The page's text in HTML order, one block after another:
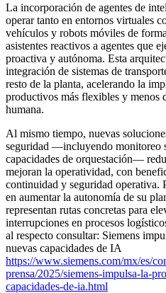
La incorporación de agentes de
operar tanto en entornos virtuales
vehículos y robots móviles de
asistentes reactivos a agentes que
proactiva y autónoma. Esta
integración de sistemas de
resto de la planta, acelerando la
productivos más flexibles y menos
humana.
Al mismo tiempo, nuevas
seguridad —incluyendo monitoreo
capacidades de orquestación—
mejoran la operatividad, con
continuidad y seguridad operativa.
en aumentar la autonomía de su
representan rutas concretas para
interrupciones en procesos
al respecto consultar: Siemens
nuevas capacidades de IA
https://www.siemens.com/mx/es/
prensa/2025/siemens-impulsa-la-
capacidades-de-ia.html